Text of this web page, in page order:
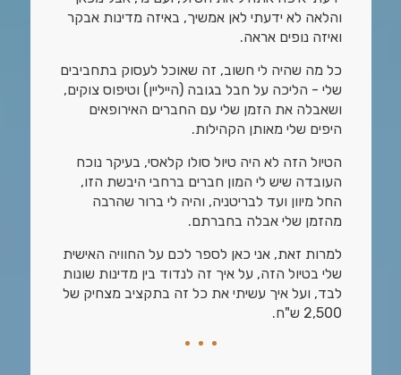
והלאה לא ידעתי לאן אמשיך, באיזה מדינות אבקר
ואיזה נופים אראה.
כל מה שהיה לי חשוב, זה שאוכל לעסוק בתחביבים
שלי - הליכה על חבל בגובה (הייליין) וטיפוס צוקים,
ושאבלה את הזמן שלי עם החברים האירופאים
היפים שלי מאותן הקהילות.
הטיול הזה לא היה טיול סולו קלאסי, בעיקר נוכח
העובדה שיש לי המון חברים ברחבי היבשת הזו,
החל מיוון ועד לבריטניה, והיה לי ברור שהרבה
מהזמן שלי אבלה בחברתם.
למרות זאת, אני כאן לספר לכם על החוויה האישית
שלי בטיול הזה, על איך זה לנדוד בין מדינות שונות
לבד, ועל איך עשיתי את כל זה בתקציב מצחיק של
2,500 ש"ח.